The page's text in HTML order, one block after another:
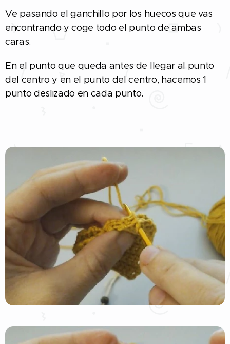
Ve pasando el ganchillo por los huecos que vas
encontrando y coge todo el punto de ambas
caras.
En el punto que queda antes de llegar al punto
del centro y en el punto del centro, hacemos 1
punto deslizado en cada punto.